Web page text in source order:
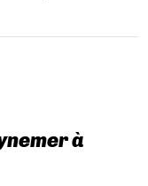
à